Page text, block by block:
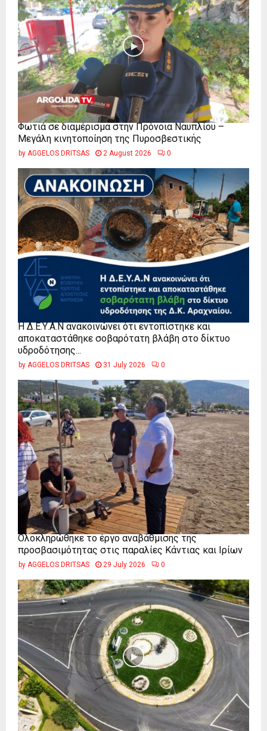
Φωτιά σε διαμέρισμα στην Πρόνοια Ναυπλίου –
Μεγάλη κινητοποίηση της Πυροσβεστικής
by AGGELOS DRITSAS 2 August 2026 0
Η Δ.Ε.Υ.Α.Ν ανακοινώνει ότι εντοπίστηκε και
αποκαταστάθηκε σοβαρότατη βλάβη στο δίκτυο
υδροδότησης...
by AGGELOS DRITSAS 31 July 2026 0
Ολοκληρώθηκε το έργο αναβάθμισης της
προσβασιμότητας στις παραλίες Κάντιας και Ιρίων
by AGGELOS DRITSAS 29 July 2026 0